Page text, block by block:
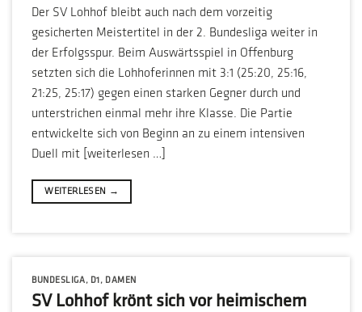
Der SV Lohhof bleibt auch nach dem vorzeitig
gesicherten Meistertitel in der 2. Bundesliga weiter in
der Erfolgsspur. Beim Auswärtsspiel in Offenburg
setzten sich die Lohhoferinnen mit 3:1 (25:20, 25:16,
21:25, 25:17) gegen einen starken Gegner durch und
unterstrichen einmal mehr ihre Klasse. Die Partie
entwickelte sich von Beginn an zu einem intensiven
Duell mit [weiterlesen …]
WEITERLESEN →
BUNDESLIGA, D1, DAMEN
SV Lohhof krönt sich vor heimischem